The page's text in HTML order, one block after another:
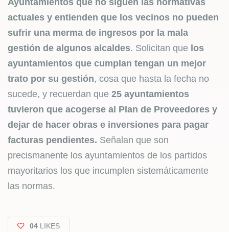
actuales y entienden que los vecinos no pueden
sufrir una merma de ingresos por la mala
gestión de algunos alcaldes. Solicitan que los
ayuntamientos que cumplan tengan un mejor
trato por su gestión, cosa que hasta la fecha no
sucede, y recuerdan que 25 ayuntamientos
tuvieron que acogerse al Plan de Proveedores y
dejar de hacer obras e inversiones para pagar
facturas pendientes. Señalan que son
precismanente los ayuntamientos de los partidos
mayoritarios los que incumplen sistemáticamente
las normas.
04 LIKES